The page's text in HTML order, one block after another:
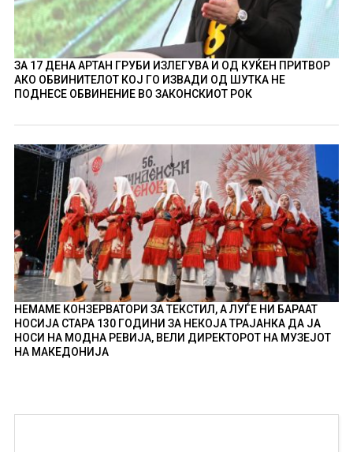
ЗА 17 ДЕНА АРТАН ГРУБИ ИЗЛЕГУВА И ОД КУЌЕН ПРИТВОР
АКО ОБВИНИТЕЛОТ КОЈ ГО ИЗВАДИ ОД ШУТКА НЕ
ПОДНЕСЕ ОБВИНЕНИЕ ВО ЗАКОНСКИОТ РОК
НЕМАМЕ КОНЗЕРВАТОРИ ЗА ТЕКСТИЛ, А ЛУЃЕ НИ БАРААТ
НОСИЈА СТАРА 130 ГОДИНИ ЗА НЕКОЈА ТРАЈАНКА ДА ЈА
НОСИ НА МОДНА РЕВИЈА, ВЕЛИ ДИРЕКТОРОТ НА МУЗЕЈОТ
НА МАКЕДОНИЈА